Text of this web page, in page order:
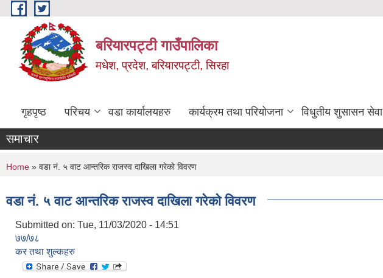
Skip to main content
बरियारपट्टी गाउँपालिका
मधेश, प्रदेश, बरियारपट्टी, सिरहा
गृहपृष्ठ परिचय वडा कार्यालयहरु कार्यक्रम तथा परियोजना विधुतीय शुसासन सेवा
समाचार
You are here
Home » वडा नं. ५ वाट आन्तरिक राजस्व दाखिला गरेकाे विवरण
वडा नं. ५ वाट आन्तरिक राजस्व दाखिला गरेकाे विवरण
Submitted on: Tue, 11/03/2020 - 14:51
७७/७८
कर तथा शुल्कहरु